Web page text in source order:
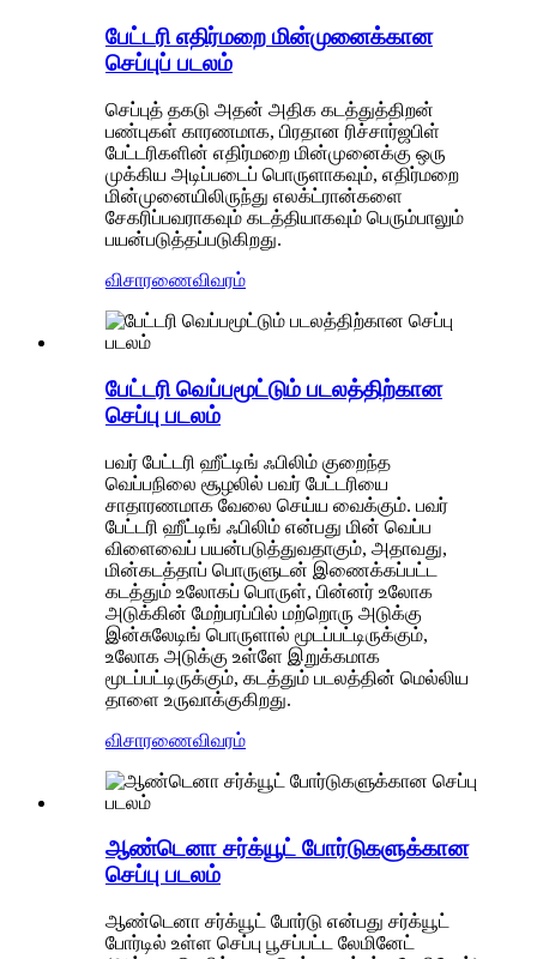
பேட்டரி எதிர்மறை மின்முனைக்கான
செப்புப் படலம்
செப்புத் தகடு அதன் அதிக கடத்துத்திறன்
பண்புகள் காரணமாக, பிரதான ரிச்சார்ஜபிள்
பேட்டரிகளின் எதிர்மறை மின்முனைக்கு ஒரு
முக்கிய அடிப்படைப் பொருளாகவும், எதிர்மறை
மின்முனையிலிருந்து எலக்ட்ரான்களை
சேகரிப்பவராகவும் கடத்தியாகவும் பெரும்பாலும்
பயன்படுத்தப்படுகிறது.
விசாரணைவிவரம்
பேட்டரி வெப்பமூட்டும் படலத்திற்கான
செப்பு படலம்
பவர் பேட்டரி ஹீட்டிங் ஃபிலிம் குறைந்த
வெப்பநிலை சூழலில் பவர் பேட்டரியை
சாதாரணமாக வேலை செய்ய வைக்கும். பவர்
பேட்டரி ஹீட்டிங் ஃபிலிம் என்பது மின் வெப்ப
விளைவைப் பயன்படுத்துவதாகும், அதாவது,
மின்கடத்தாப் பொருளுடன் இணைக்கப்பட்ட
கடத்தும் உலோகப் பொருள், பின்னர் உலோக
அடுக்கின் மேற்பரப்பில் மற்றொரு அடுக்கு
இன்சுலேடிங் பொருளால் மூடப்பட்டிருக்கும்,
உலோக அடுக்கு உள்ளே இறுக்கமாக
மூடப்பட்டிருக்கும், கடத்தும் படலத்தின் மெல்லிய
தாளை உருவாக்குகிறது.
விசாரணைவிவரம்
ஆண்டெனா சர்க்யூட் போர்டுகளுக்கான
செப்பு படலம்
ஆண்டெனா சர்க்யூட் போர்டு என்பது சர்க்யூட்
போர்டில் உள்ள செப்பு பூசப்பட்ட லேமினேட்